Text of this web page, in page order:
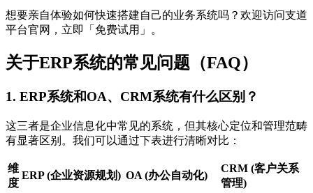
想要亲自体验如何快速搭建自己的业务系统吗？欢迎访问支道
平台官网，立即「免费试用」。
关于ERP系统的常见问题（FAQ）
1. ERP系统和OA、CRM系统有什么区别？
这三者是企业信息化中常见的系统，但其核心定位和管理范畴
有显著区别。我们可以通过下表进行清晰对比：
维
度
ERP (企业资源规划) OA (办公自动化)
CRM (客户关系
管理)